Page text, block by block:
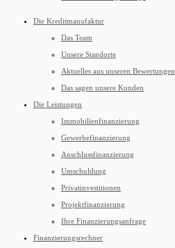
Die Kreditmanufaktur
Das Team
Unsere Standorte
Aktuelles aus unseren Bewertungen
Das sagen unsere Kunden
Die Leistungen
Immobilienfinanzierung
Gewerbefinanzierung
Anschlussfinanzierung
Umschuldung
Privatinvestitionen
Projektfinanzierung
Ihre Finanzierungsanfrage
Finanzierungsrechner